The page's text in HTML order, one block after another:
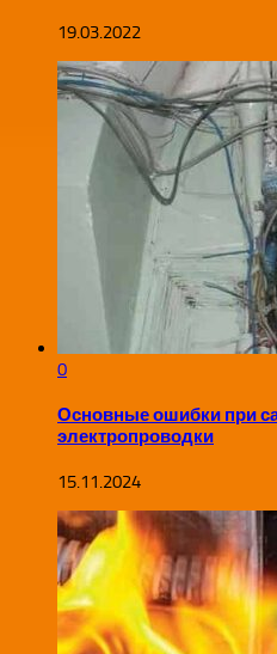
19.03.2022
0
Основные ошибки при
электропроводки
15.11.2024